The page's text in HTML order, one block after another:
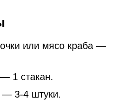
или мясо краба —
1 стакан.
— 3-4 штуки.